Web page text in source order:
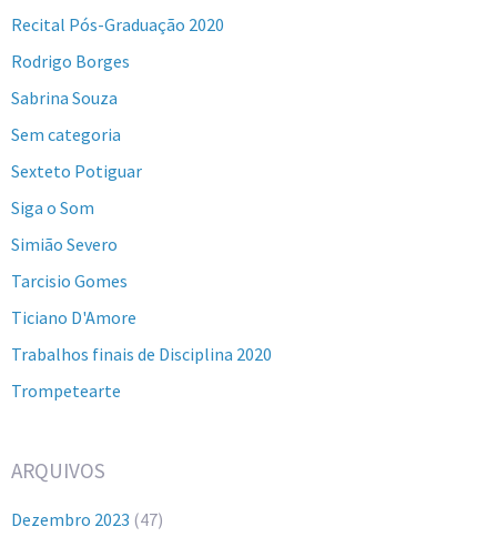
Recital Pós-Graduação 2020
Rodrigo Borges
Sabrina Souza
Sem categoria
Sexteto Potiguar
Siga o Som
Simião Severo
Tarcisio Gomes
Ticiano D'Amore
Trabalhos finais de Disciplina 2020
Trompetearte
ARQUIVOS
Dezembro 2023 (47)